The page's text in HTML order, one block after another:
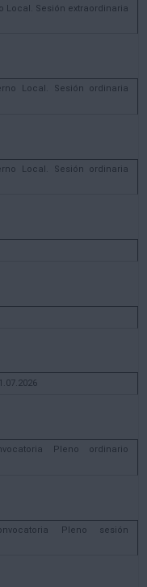
Local. Sesión extraordinaria
Local. Sesión ordinaria
Local. Sesión ordinaria
Pleno ordinario
Pleno sesión